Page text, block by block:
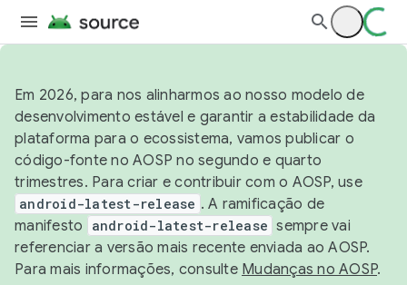
Em 2026, para nos alinharmos ao nosso modelo de
desenvolvimento estável e garantir a estabilidade da
plataforma para o ecossistema, vamos publicar o
código-fonte no AOSP no segundo e quarto
trimestres. Para criar e contribuir com o AOSP, use
android-latest-release . A ramificação de
manifesto
android-latest-release sempre vai
referenciar a versão mais recente enviada ao AOSP.
Para mais informações, consulte Mudanças no AOSP.